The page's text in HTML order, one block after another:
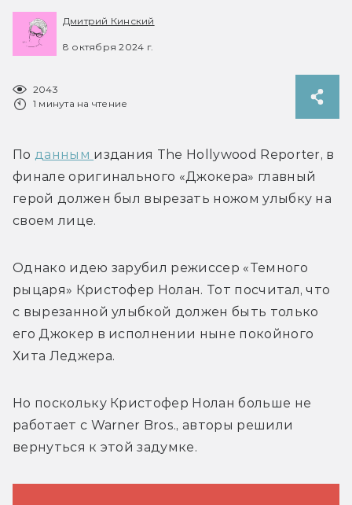
Дмитрий Кинский
8 октября 2024 г.
2043
1 минута на чтение
По данным издания The Hollywood Reporter, в
финале оригинального «Джокера» главный
герой должен был вырезать ножом улыбку на
своем лице.
Однако идею зарубил режиссер «Темного
рыцаря» Кристофер Нолан. Тот посчитал, что
с вырезанной улыбкой должен быть только
его Джокер в исполнении ныне покойного
Хита Леджера.
Но поскольку Кристофер Нолан больше не
работает с Warner Bros., авторы решили
вернуться к этой задумке.